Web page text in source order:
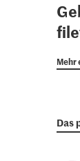
Mehr
Das